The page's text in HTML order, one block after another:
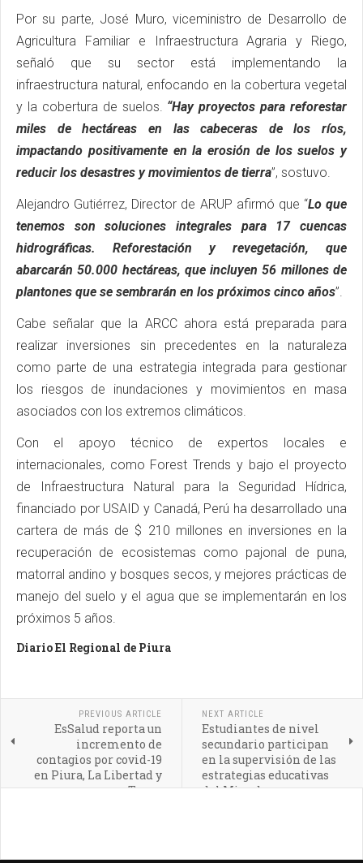
Por su parte, José Muro, viceministro de Desarrollo de
Agricultura Familiar e Infraestructura Agraria y Riego,
señaló que su sector está implementando la
infraestructura natural, enfocando en la cobertura vegetal
y la cobertura de suelos. “Hay proyectos para reforestar
miles de hectáreas en las cabeceras de los ríos,
impactando positivamente en la erosión de los suelos y
reducir los desastres y movimientos de tierra”, sostuvo.
Alejandro Gutiérrez, Director de ARUP afirmó que “Lo que
tenemos son soluciones integrales para 17 cuencas
hidrográficas. Reforestación y revegetación, que
abarcarán 50.000 hectáreas, que incluyen 56 millones de
plantones que se sembrarán en los próximos cinco años”.
Cabe señalar que la ARCC ahora está preparada para
realizar inversiones sin precedentes en la naturaleza
como parte de una estrategia integrada para gestionar
los riesgos de inundaciones y movimientos en masa
asociados con los extremos climáticos.
Con el apoyo técnico de expertos locales e
internacionales, como Forest Trends y bajo el proyecto
de Infraestructura Natural para la Seguridad Hídrica,
financiado por USAID y Canadá, Perú ha desarrollado una
cartera de más de $ 210 millones en inversiones en la
recuperación de ecosistemas como pajonal de puna,
matorral andino y bosques secos, y mejores prácticas de
manejo del suelo y el agua que se implementarán en los
próximos 5 años.
Diario El Regional de Piura
PREVIOUS ARTICLE
EsSalud reporta un
incremento de
contagios por covid-19
en Piura, La Libertad y
Tacna
NEXT ARTICLE
Estudiantes de nivel
secundario participan
en la supervisión de las
estrategias educativas
del Minedu